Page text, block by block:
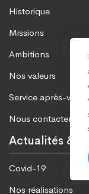
Historique
Missions
Ambitions
Nos valeurs
Service après-vente
Nous contacter
Actualités &
Covid-19
Nos réalisations